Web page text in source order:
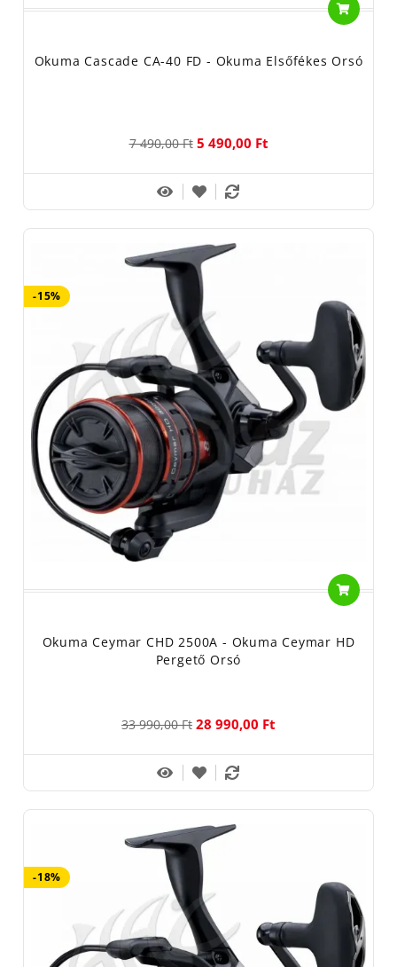
Okuma Cascade CA-40 FD - Okuma Elsőfékes Orsó
7 490,00 Ft 5 490,00 Ft
-15%
Okuma Ceymar CHD 2500A - Okuma Ceymar HD
Pergető Orsó
33 990,00 Ft 28 990,00 Ft
-18%